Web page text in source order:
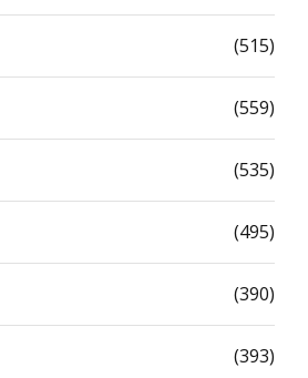
(515)
(559)
(535)
(495)
(390)
(393)